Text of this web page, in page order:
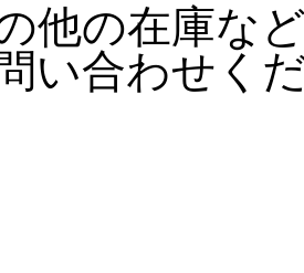
他の在庫な
い合わせく